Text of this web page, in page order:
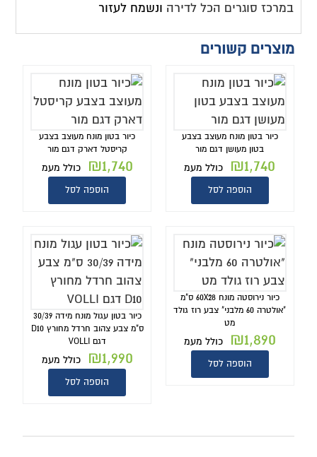
במרכז סוגרים הכל לדירה ונשמח לעזור
מוצרים קשורים
כיור בטון מונח מעוצב בצבע
בטון מעושן דגם מור
₪1,740 כולל מעמ
הוספה לסל
כיור בטון מונח מעוצב בצבע
קריסטל דארק דגם מור
₪1,740 כולל מעמ
הוספה לסל
כיור נירוסטה מונח 60X28 ס"מ
"אולטרה 60 מלבני" צבע רוז גולד
מט
₪1,890 כולל מעמ
הוספה לסל
כיור בטון עגול מונח מידה 30/39
ס"מ צבע צהוב חרדל מחורץ D10
דגם VOLLI
₪1,990 כולל מעמ
הוספה לסל